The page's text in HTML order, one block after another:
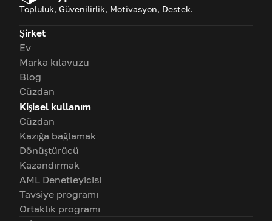
Topluluk, Güvenilirlik, Motivasyon, Destek.
Şirket
Ev
Marka kılavuzu
Blog
Cüzdan
Kişisel kullanım
Cüzdan
Kazığa bağlamak
Dönüştürücü
Kazandırmak
AML Denetleyicisi
Tavsiye programı
Ortaklık programı